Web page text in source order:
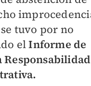
tuvo por no
elInforme de
Responsabilidad